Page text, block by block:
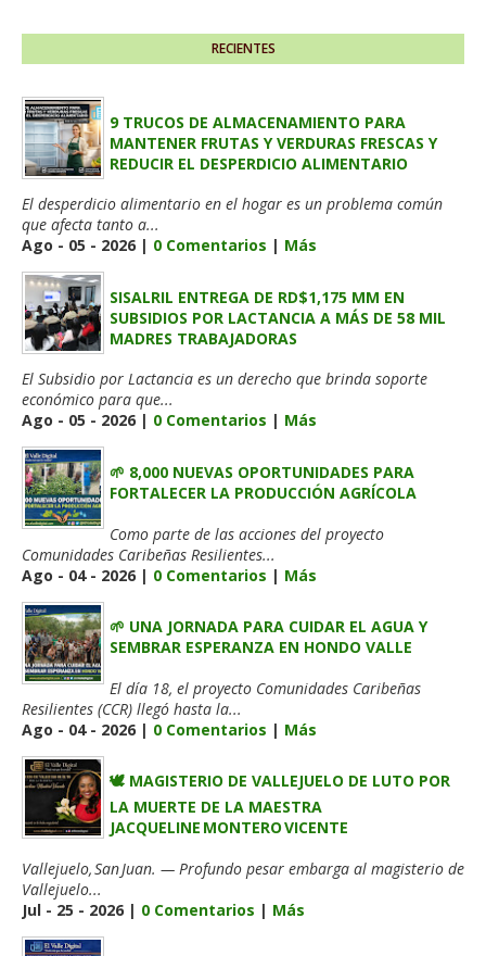
RECIENTES
9 TRUCOS DE ALMACENAMIENTO PARA
MANTENER FRUTAS Y VERDURAS FRESCAS Y
REDUCIR EL DESPERDICIO ALIMENTARIO
El desperdicio alimentario en el hogar es un problema común
que afecta tanto a...
Ago - 05 - 2026 | 0 Comentarios | Más
SISALRIL ENTREGA DE RD$1,175 MM EN
SUBSIDIOS POR LACTANCIA A MÁS DE 58 MIL
MADRES TRABAJADORAS
El Subsidio por Lactancia es un derecho que brinda soporte
económico para que...
Ago - 05 - 2026 | 0 Comentarios | Más
🌱 8,000 NUEVAS OPORTUNIDADES PARA
FORTALECER LA PRODUCCIÓN AGRÍCOLA
Como parte de las acciones del proyecto
Comunidades Caribeñas Resilientes...
Ago - 04 - 2026 | 0 Comentarios | Más
🌱 UNA JORNADA PARA CUIDAR EL AGUA Y
SEMBRAR ESPERANZA EN HONDO VALLE
El día 18, el proyecto Comunidades Caribeñas
Resilientes (CCR) llegó hasta la...
Ago - 04 - 2026 | 0 Comentarios | Más
🕊️ MAGISTERIO DE VALLEJUELO DE LUTO POR
LA MUERTE DE LA MAESTRA
JACQUELINE MONTERO VICENTE
Vallejuelo, San Juan. — Profundo pesar embarga al magisterio de
Vallejuelo...
Jul - 25 - 2026 | 0 Comentarios | Más